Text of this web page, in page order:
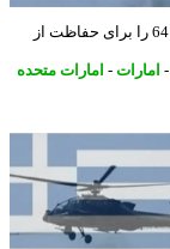
کشور در نظر دارد که دو فروند بالگرد آپاچی 64 را برای حفاظت از
- امارات متحده